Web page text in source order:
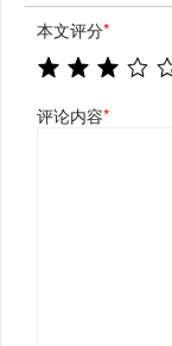
本文评分*
评论内容*